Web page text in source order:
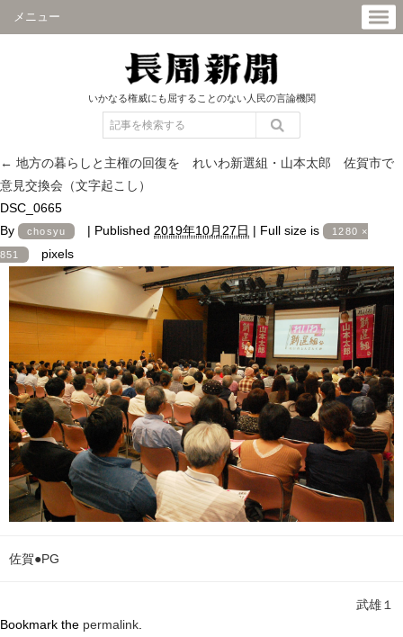
メニュー
いかなる権威にも屈することのない人民の言論機関
← 地方の暮らしと主権の回復を れいわ新選組・山本太郎 佐賀市で
意見交換会（文字起こし）
DSC_0665
By
chosyu | Published 2019年10月27日 | Full size is 1280 ×
851 pixels
佐賀●PG
武雄１
Bookmark the permalink.